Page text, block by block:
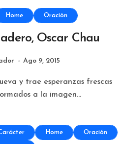
Home Oración
Oscar Chau
Ago 9, 2015
a la imagen...
Home Oración